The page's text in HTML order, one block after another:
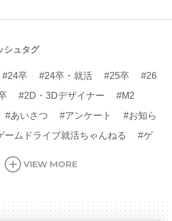
シュタグ
#24卒 #24卒・就活 #25卒
#26
#2D・3Dデザイナー
#M2
#あいさつ #アンケート
#お知ら
ームドライブ就活ちゃんねる
#ゲ
開発
ンめし
ンナー #プログラマー
#プログ
VIEW MORE